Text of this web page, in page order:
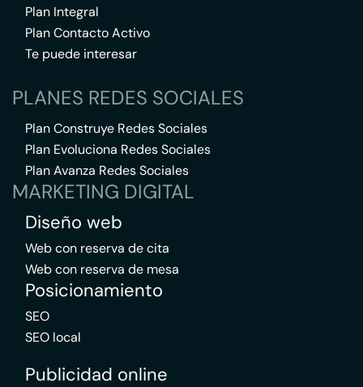
Plan Integral
Plan Contacto Activo
Te puede interesar
PLANES REDES SOCIALES
Plan Construye Redes Sociales
Plan Evoluciona Redes Sociales
Plan Avanza Redes Sociales
MARKETING DIGITAL
Diseño web
Web con reserva de cita
Web con reserva de mesa
Posicionamiento
SEO
SEO local
Publicidad online